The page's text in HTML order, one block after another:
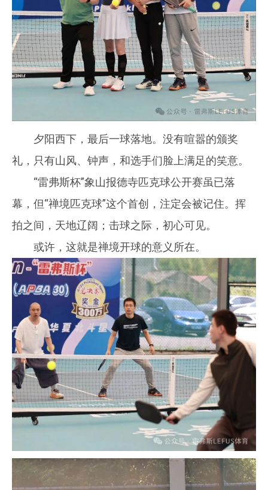
夕阳西下，最后一球落地。没有喧嚣的颁奖
礼，只有山风、钟声，和选手们脸上满足的笑意。
“雷弗斯杯”象山报德寺匹克球公开赛虽已落
幕，但“禅境匹克球”这个首创，注定会被记住。挥
拍之间，天地辽阔；击球之际，初心可见。
或许，这就是禅境开球的意义所在。